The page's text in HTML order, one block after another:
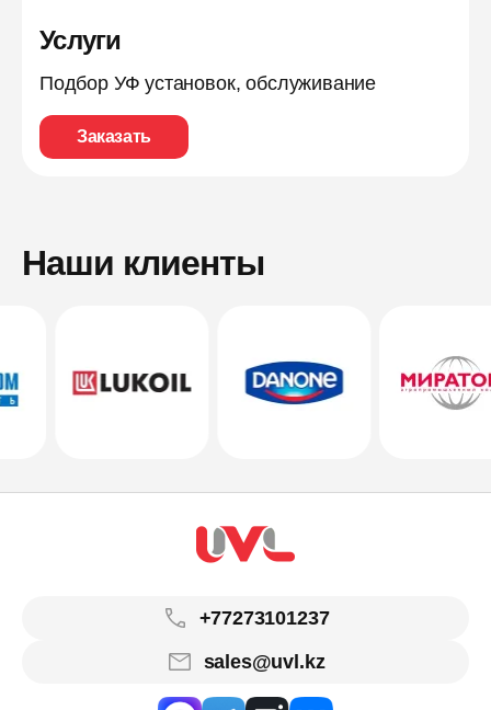
Услуги
Подбор УФ установок, обслуживание
Заказать
Наши клиенты
+77273101237
sales@uvl.kz